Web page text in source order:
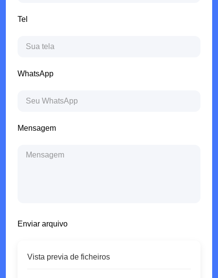
Tel
WhatsApp
Mensagem
Enviar arquivo
Vista previa de ficheiros